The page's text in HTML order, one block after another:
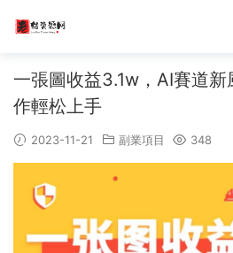
一張圖收益3.1w，AI賽道
作輕松上手
2023-11-21 副業項目 348